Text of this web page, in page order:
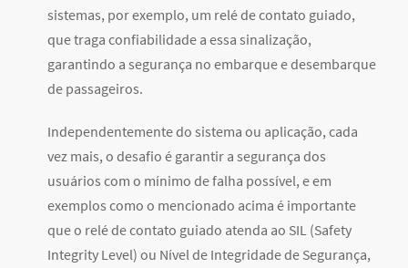
sistemas, por exemplo, um relé de contato guiado,
que traga confiabilidade a essa sinalização,
garantindo a segurança no embarque e desembarque
de passageiros.
Independentemente do sistema ou aplicação, cada
vez mais, o desafio é garantir a segurança dos
usuários com o mínimo de falha possível, e em
exemplos como o mencionado acima é importante
que o relé de contato guiado atenda ao SIL (Safety
Integrity Level) ou Nível de Integridade de Segurança,